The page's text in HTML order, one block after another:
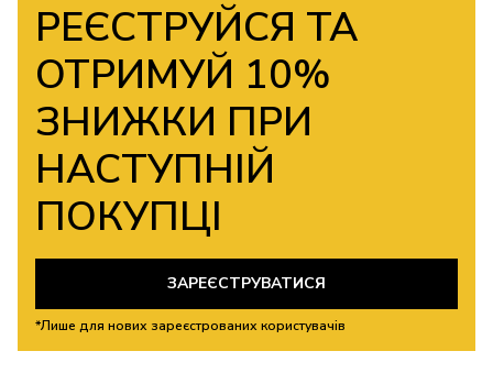
РЕЄСТРУЙСЯ ТА
ОТРИМУЙ 10%
ЗНИЖКИ ПРИ
НАСТУПНІЙ
ПОКУПЦІ
ЗАРЕЄСТРУВАТИСЯ
*Лише для нових зареєстрованих користувачів